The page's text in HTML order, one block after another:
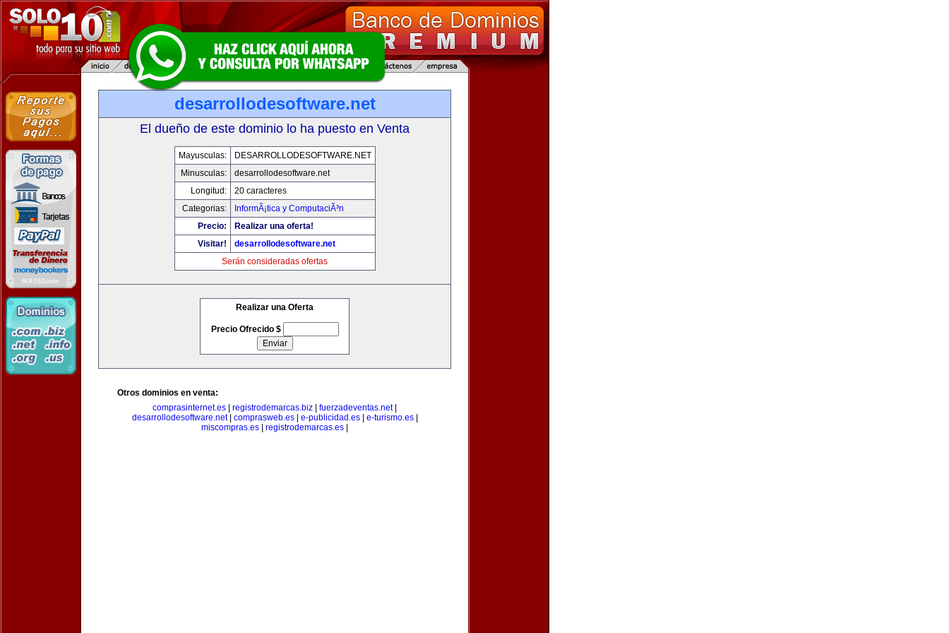
desarrollodesoftware.net
El dueño de este dominio lo ha puesto en Venta
Mayusculas:
DESARROLLODESOFTWARE.NET
Minusculas:
desarrollodesoftware.net
Longitud:
20 caracteres
Categorias:
InformÃ¡tica y ComputaciÃ³n
Precio:
Realizar una oferta!
Visitar!
desarrollodesoftware.net
Serán consideradas ofertas
Realizar una Oferta
Precio Ofrecido $
Otros dominios en venta:
comprasinternet.es
registrodemarcas.biz fuerzadeventas.net|
desarrollodesoftware.net| comprasweb.es| e-publicidad.es| e-turismo.es|
miscompras.es
registrodemarcas.es